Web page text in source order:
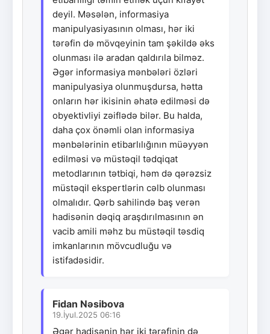
deyil. Məsələn, informasiya
manipulyasiyasının olması, hər iki
tərəfin də mövqeyinin tam şəkildə əks
olunması ilə aradan qaldırıla bilməz.
Əgər informasiya mənbələri özləri
manipulyasiya olunmuşdursa, hətta
onların hər ikisinin əhatə edilməsi də
obyektivliyi zəiflədə bilər. Bu halda,
daha çox önəmli olan informasiya
mənbələrinin etibarlılığının müəyyən
edilməsi və müstəqil tədqiqat
metodlarının tətbiqi, həm də qərəzsiz
müstəqil ekspertlərin cəlb olunması
olmalıdır. Qərb sahilində baş verən
hadisənin dəqiq araşdırılmasının ən
vacib amili məhz bu müstəqil təsdiq
imkanlarının mövcudluğu və
istifadəsidir.
Fidan Nəsibova
19.İyul.2025 06:16
Əgər hadisənin hər iki tərəfinin də